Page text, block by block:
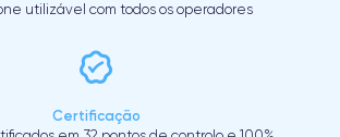
utilizável com todos os operadores
Certificação